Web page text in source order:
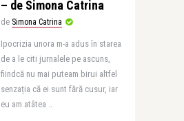
– de Simona Catrina
de Simona Catrina
Ipocrizia unora m-a adus în starea
de a le citi jurnalele pe ascuns,
fiindcă nu mai puteam birui altfel
senzația că ei sunt fără cusur, iar
eu am atâtea ..